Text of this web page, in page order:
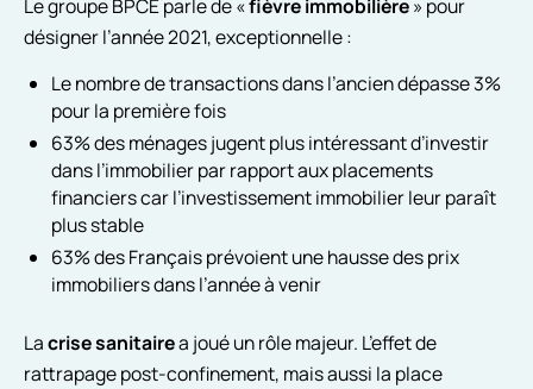
Le groupe BPCE parle de «fièvre immobilière» pour
désigner l’année 2021, exceptionnelle :
Le nombre de transactions dans l’ancien dépasse 3%
pour la première fois
63% des ménages jugent plus intéressant d’investir
dans l’immobilier par rapport aux placements
financiers car l’investissement immobilier leur paraît
plus stable
63% des Français prévoient une hausse des prix
immobiliers dans l’année à venir
Lacrise sanitairea joué un rôle majeur. L’effet de
rattrapage post-confinement, mais aussi la place